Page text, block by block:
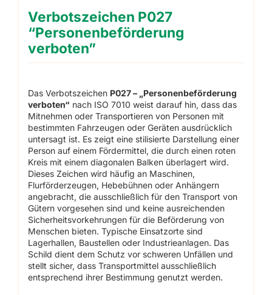
Verbotszeichen P027
“Personenbeförderung
verboten”
Das Verbotszeichen P027 – „Personenbeförderung
verboten“ nach ISO 7010 weist darauf hin, dass das
Mitnehmen oder Transportieren von Personen mit
bestimmten Fahrzeugen oder Geräten ausdrücklich
untersagt ist. Es zeigt eine stilisierte Darstellung einer
Person auf einem Fördermittel, die durch einen roten
Kreis mit einem diagonalen Balken überlagert wird.
Dieses Zeichen wird häufig an Maschinen,
Flurförderzeugen, Hebebühnen oder Anhängern
angebracht, die ausschließlich für den Transport von
Gütern vorgesehen sind und keine ausreichenden
Sicherheitsvorkehrungen für die Beförderung von
Menschen bieten. Typische Einsatzorte sind
Lagerhallen, Baustellen oder Industrieanlagen. Das
Schild dient dem Schutz vor schweren Unfällen und
stellt sicher, dass Transportmittel ausschließlich
entsprechend ihrer Bestimmung genutzt werden.